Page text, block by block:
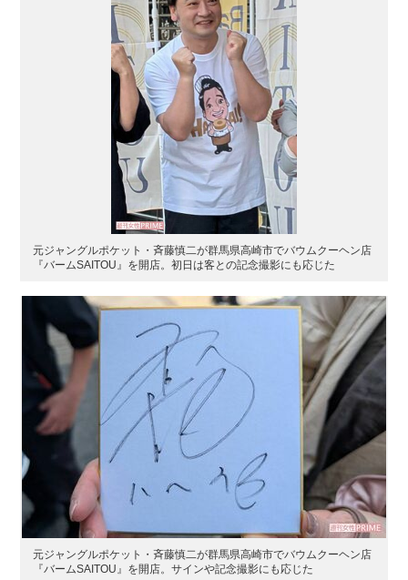
元ジャングルポケット・斉藤慎二が群馬県高崎市でバウムクーヘン店
『バームSAITOU』を開店。初日は客との記念撮影にも応じた
元ジャングルポケット・斉藤慎二が群馬県高崎市でバウムクーヘン店
『バームSAITOU』を開店。サインや記念撮影にも応じた